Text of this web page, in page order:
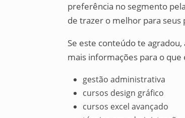
preferência no segmento
de trazer o melhor para seus
Se este conteúdo te
mais informações para o
gestão administrativa
cursos design gráfico
cursos excel avançado